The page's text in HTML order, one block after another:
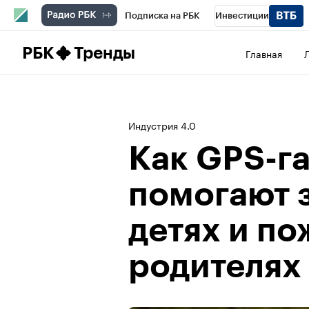
Подписка на РБК Инвестиции
РБК Тренды Главная
Индустрия 4.0
Как GPS-
помогают
детях и
родителях